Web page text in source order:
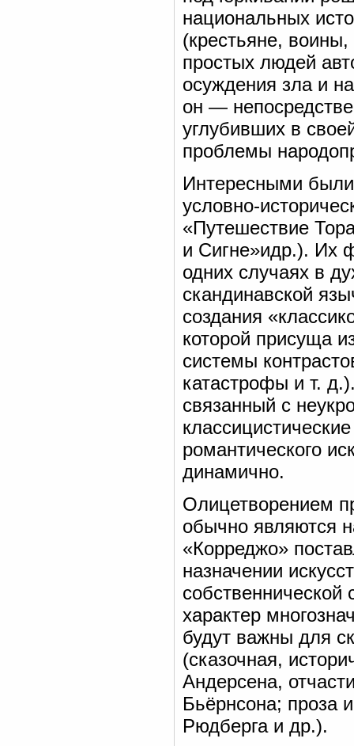
национальных
(крестьяне,
простых людей
осуждения зла и
он —
углубивших в
проблемы
Интересными
условно-
«Путешествие
и Сигне»идр.). Их
одних случаях в
скандинавской
создания
которой присуща
системы
катастрофы и т.
связанный с
романтического
динамично.
Олицетворением
обычно являются
«Корреджо»
назначении
характер
будут важны для
(сказочная,
Андерсена,
Бьёрнсона; проза
Рюдберга и др.).